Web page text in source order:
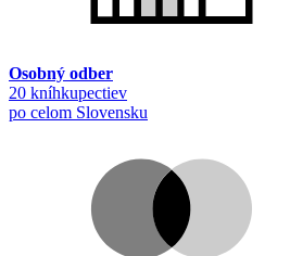
Osobný odber
20 kníhkupectiev
po celom Slovensku